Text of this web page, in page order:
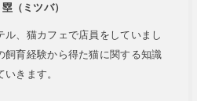
（ミツバ）
、猫カフェで店員をしていまし
飼育経験から得た猫に関する知識
きます。